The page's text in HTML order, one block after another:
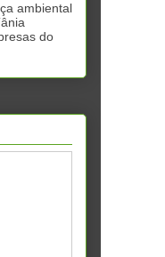
ambiental
do